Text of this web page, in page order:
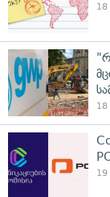
18
18
19